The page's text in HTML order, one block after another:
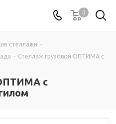
0
стеллажи -
- Стеллаж грузовой ОПТИМА с
с